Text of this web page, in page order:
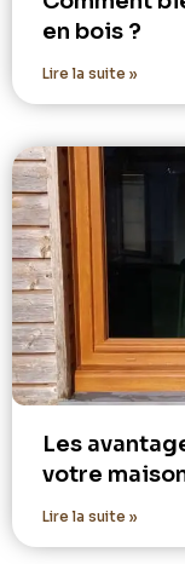
en bois ?
Lire la suite »
Les
votre
Lire la suite »